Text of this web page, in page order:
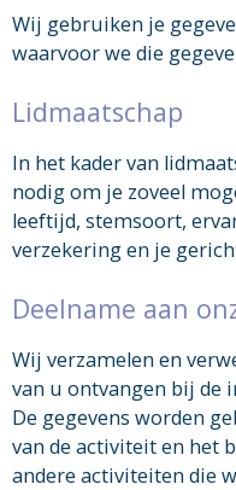
Wij gebruiken je
waarvoor we die
Lidmaatschap
In het kader van
nodig om je zoveel
leeftijd, stemsoort,
verzekering en je
Deelname aan
Wij verzamelen en
van u ontvangen bij de
De gegevens worden
van de activiteit en het
andere activiteiten die